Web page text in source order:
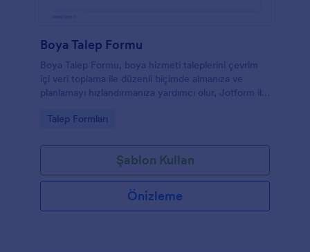
Boya Talep Formu
Boya Talep Formu, boya hizmeti taleplerini çevrim
içi veri toplama ile düzenli biçimde almanıza ve
planlamayı hızlandırmanıza yardımcı olur, Jotform ile
Go to Category:
Talep Formları
Şablon Kullan
Önizleme